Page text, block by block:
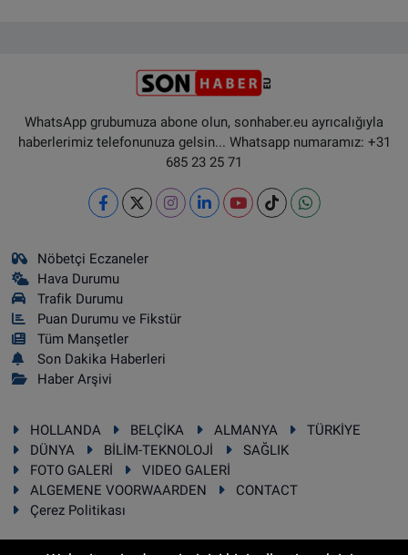
WhatsApp grubumuza abone olun, sonhaber.eu ayrıcalığıyla
haberlerimiz telefonunuza gelsin... Whatsapp numaramız: +31
685 23 25 71
Nöbetçi Eczaneler
Hava Durumu
Trafik Durumu
Puan Durumu ve Fikstür
Tüm Manşetler
Son Dakika Haberleri
Haber Arşivi
HOLLANDA BELÇİKA ALMANYA
TÜRKİYE
DÜNYA
BİLİM-TEKNOLOJİ
SAĞLIK
FOTO GALERİ
VIDEO GALERİ
ALGEMENE VOORWAARDEN
CONTACT
Çerez Politikası